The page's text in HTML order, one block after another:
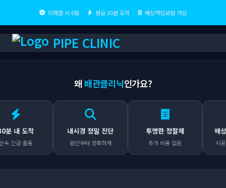
미해결 시 0원 평균 30분 도착 배상책임보험 가입
PIPE CLINIC
왜 배관클리닉인가요?
도착
출동
내시경 정밀 진단
원인부터 정확하게
투명한 정찰제
추가 비용 없음
배상책
시공 후도